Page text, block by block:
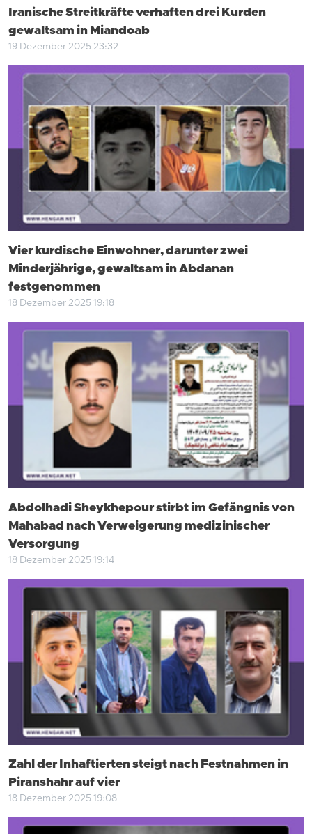
Iranische Streitkräfte verhaften drei Kurden
gewaltsam in Miandoab
19 Dezember 2025 23:32
Vier kurdische Einwohner, darunter zwei
Minderjährige, gewaltsam in Abdanan
festgenommen
18 Dezember 2025 19:18
Abdolhadi Sheykhepour stirbt im Gefängnis von
Mahabad nach Verweigerung medizinischer
Versorgung
18 Dezember 2025 19:14
Zahl der Inhaftierten steigt nach Festnahmen in
Piranshahr auf vier
18 Dezember 2025 19:08